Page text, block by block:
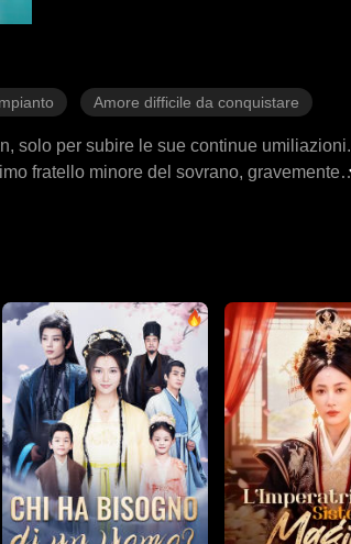
Amore difficile da conquistare
solo per subire le sue continue umiliazioni.
fratello minore del sovrano, gravemente